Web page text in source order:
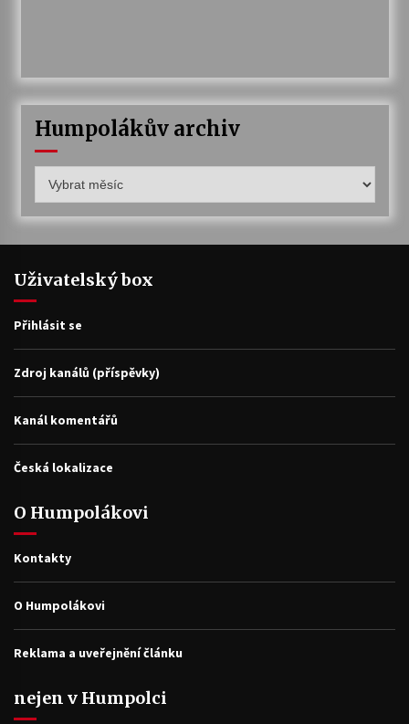
Humpolákův archiv
archiv
Uživatelský box
Přihlásit se
Zdroj kanálů (příspěvky)
Kanál komentářů
Česká lokalizace
O Humpolákovi
Kontakty
O Humpolákovi
Reklama a uveřejnění článku
nejen v Humpolci